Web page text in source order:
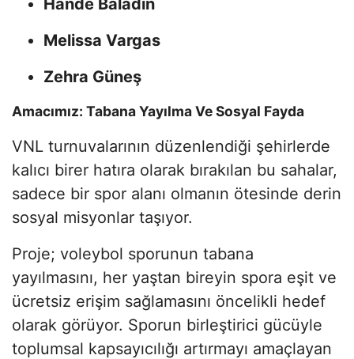
Melissa Vargas
Zehra Güneş
Amacımız: Tabana Yayılma Ve Sosyal Fayda
VNL turnuvalarının düzenlendiği şehirlerde
kalıcı birer hatıra olarak bırakılan bu sahalar,
sadece bir spor alanı olmanın ötesinde derin
sosyal misyonlar taşıyor.
Proje; voleybol sporunun tabana
yayılmasını, her yaştan bireyin spora eşit ve
ücretsiz erişim sağlamasını öncelikli hedef
olarak görüyor. Sporun birleştirici gücüyle
toplumsal kapsayıcılığı artırmayı amaçlayan